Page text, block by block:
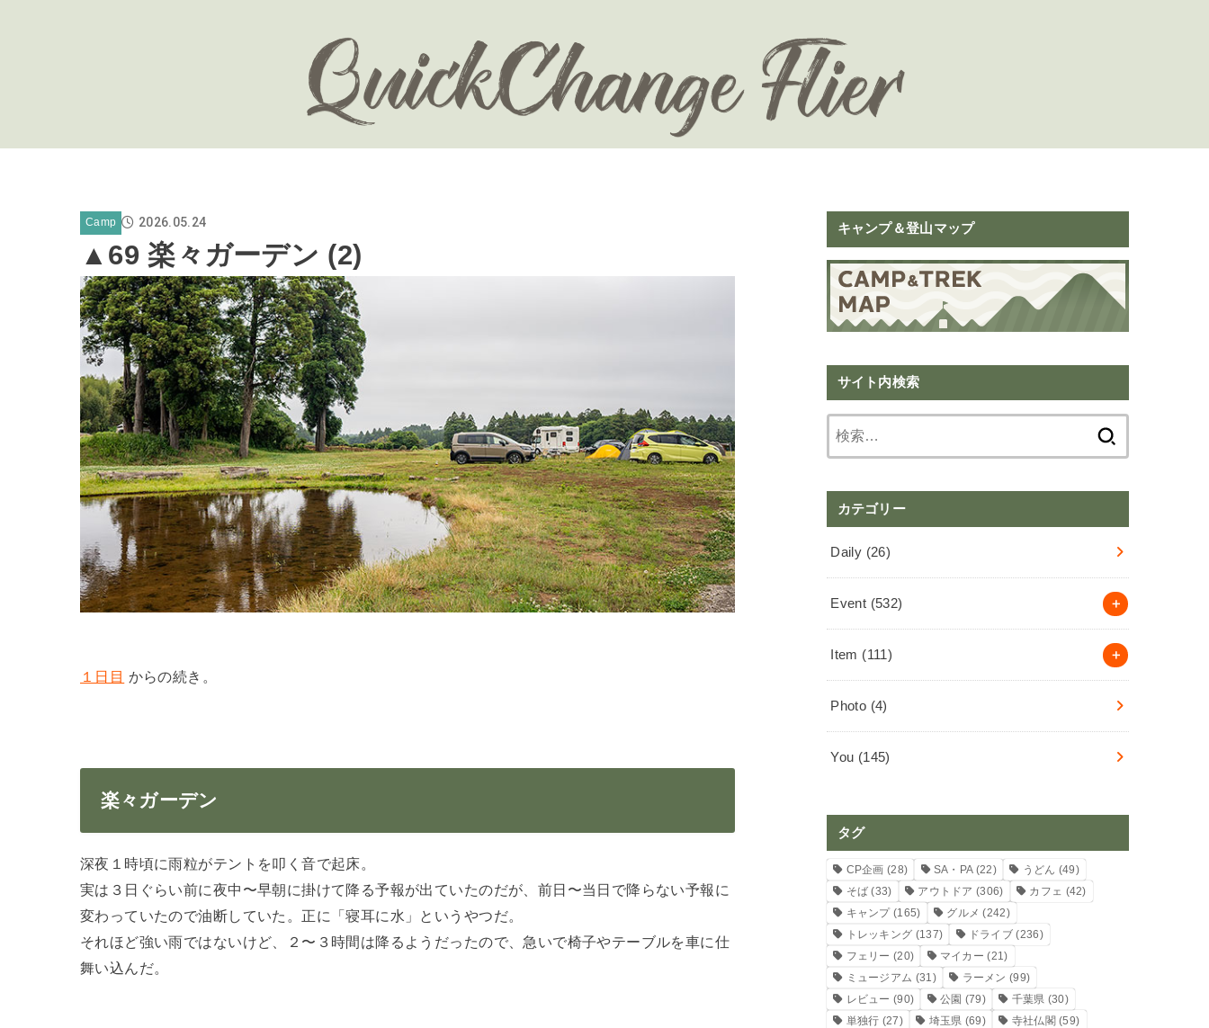
Camp 2026.05.24
▲69 楽々ガーデン (2)
１日目 からの続き。
楽々ガーデン
深夜１時頃に雨粒がテントを叩く音で起床。
実は３日ぐらい前に夜中〜早朝に掛けて降る予報が出ていたのだが、前日〜当日で降らない予報に
変わっていたので油断していた。正に「寝耳に水」というやつだ。
それほど強い雨ではないけど、２〜３時間は降るようだったので、急いで椅子やテーブルを車に仕
舞い込んだ。
キャンプ＆登山マップ
サイト内検索
カテゴリー
Daily (26)
Event (532)
Item (111)
Photo (4)
You (145)
タグ
CP企画 (28) SA・PA(22) うどん (49)
そば (33) アウトドア (306) カフェ (42)
キャンプ(165) グルメ (242)
トレッキング (137) ドライブ (236)
フェリー (20) マイカー (21)
ミュージアム (31) ラーメン (99)
レビュー (90) 公園 (79) 千葉県 (30)
単独行 (27) 埼玉県 (69) 寺社仏閣 (59)